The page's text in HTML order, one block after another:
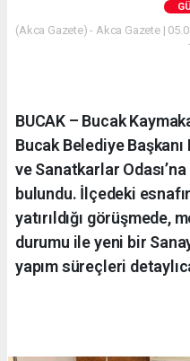
(Akca Gazete) - Akca Gazete |
BUCAK – Bucak
Bucak Belediye
ve Sanatkarlar
bulundu. İlçedeki
yatırıldığı görüşmede,
durumu ile yeni bir
yapım süreçleri